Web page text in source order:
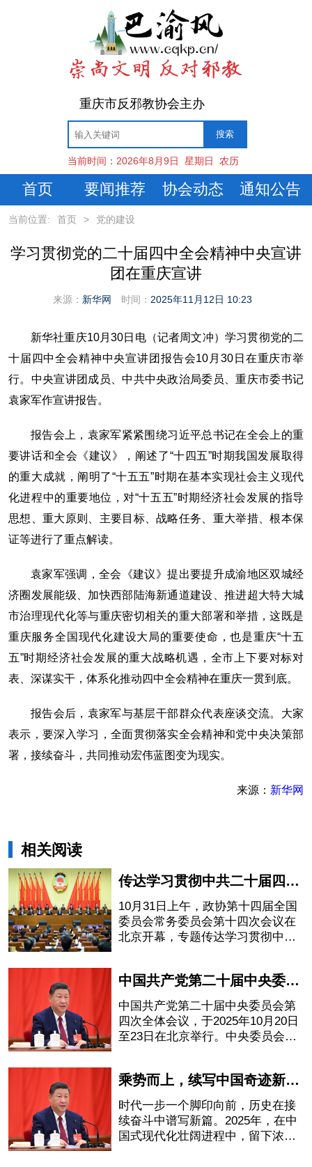
重庆市反邪教协会主办
当前时间： 2026年8月9日 星期日 农历
首页 要闻推荐 协会动态 通知公告
当前位置: 首页 > 党的建设
学习贯彻党的二十届四中全会精神中央宣讲
团在重庆宣讲
来源： 新华网 时间： 2025年11月12日 10:23
新华社重庆10月30日电（记者周文冲）学习贯彻党的二
十届四中全会精神中央宣讲团报告会10月30日在重庆市举
行。中央宣讲团成员、中共中央政治局委员、重庆市委书记
袁家军作宣讲报告。
报告会上，袁家军紧紧围绕习近平总书记在全会上的重
要讲话和全会《建议》，阐述了“十四五”时期我国发展取得
的重大成就，阐明了“十五五”时期在基本实现社会主义现代
化进程中的重要地位，对“十五五”时期经济社会发展的指导
思想、重大原则、主要目标、战略任务、重大举措、根本保
证等进行了重点解读。
袁家军强调，全会《建议》提出要提升成渝地区双城经
济圈发展能级、加快西部陆海新通道建设、推进超大特大城
市治理现代化等与重庆密切相关的重大部署和举措，这既是
重庆服务全国现代化建设大局的重要使命，也是重庆“十五
五”时期经济社会发展的重大战略机遇，全市上下要对标对
表、深谋实干，体系化推动四中全会精神在重庆一贯到底。
报告会后，袁家军与基层干部群众代表座谈交流。大家
表示，要深入学习，全面贯彻落实全会精神和党中央决策部
署，接续奋斗，共同推动宏伟蓝图变为现实。
来源： 新华网
相关阅读
传达学习贯彻中共二十届四中全会精神 全国政协十四届常委会第十四次会议开幕 李强作报告 王沪宁主持
10月31日上午，政协第十四届全国
委员会常务委员会第十四次会议在
北京开幕，专题传达学习贯彻中共
中国共产党第二十届中央委员会第四次全体会议在京举行
中国共产党第二十届中央委员会第
四次全体会议，于2025年10月20日
至23日在北京举行。中央委员会总
乘势而上，续写中国奇迹新篇章——党的二十届四中全会侧记
时代一步一个脚印向前，历史在接
续奋斗中谱写新篇。2025年，在中
国式现代化壮阔进程中，留下浓墨